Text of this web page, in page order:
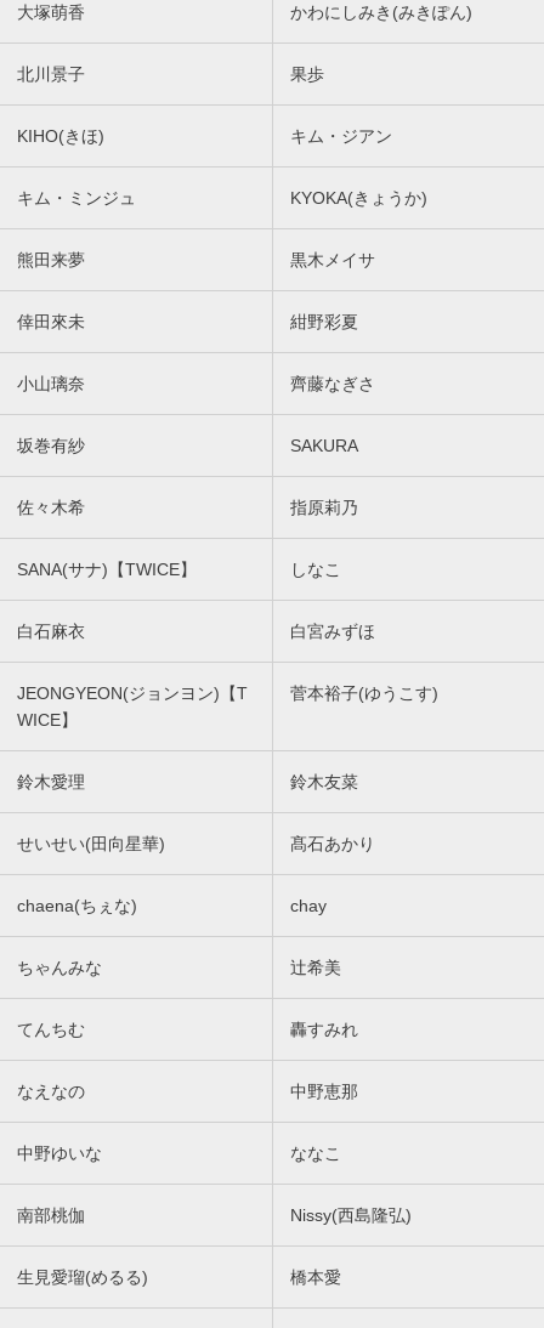
大塚萌香 かわにしみき(みきぽん)
北川景子 果歩
KIHO(きほ) キム・ジアン
キム・ミンジュ KYOKA(きょうか)
熊田来夢 黒木メイサ
倖田來未 紺野彩夏
小山璃奈 齊藤なぎさ
坂巻有紗 SAKURA
佐々木希 指原莉乃
SANA(サナ)【TWICE】 しなこ
白石麻衣 白宮みずほ
JEONGYEON(ジョンヨン)【T
WICE】
菅本裕子(ゆうこす)
鈴木愛理 鈴木友菜
せいせい(田向星華) 髙石あかり
chaena(ちぇな) chay
ちゃんみな 辻希美
てんちむ 轟すみれ
なえなの 中野恵那
中野ゆいな ななこ
南部桃伽 Nissy(西島隆弘)
生見愛瑠(めるる) 橋本愛